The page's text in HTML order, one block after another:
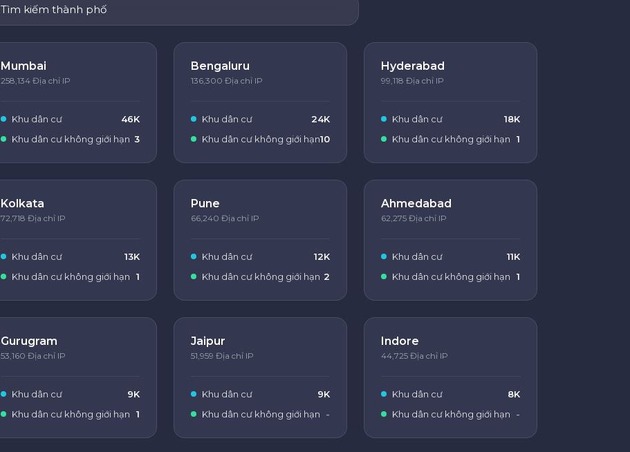
Mumbai
258,134 Địa chỉ IP
Khu dân cư
46K
Khu dân cư không giới hạn 3
Bengaluru
136,300 Địa chỉ IP
Khu dân cư
24K
Khu dân cư không giới hạn10
Hyderabad
99,118 Địa chỉ IP
Khu dân cư
18K
Khu dân cư không giới hạn
1
Kolkata
72,718 Địa chỉ IP
Khu dân cư
13K
Khu dân cư không giới hạn
1
Pune
66,240 Địa chỉ IP
Khu dân cư
12K
Khu dân cư không giới hạn 2
Ahmedabad
62,275 Địa chỉ IP
Khu dân cư
11K
Khu dân cư không giới hạn
1
Gurugram
53,160 Địa chỉ IP
Khu dân cư
9K
Khu dân cư không giới hạn
1
Jaipur
51,959 Địa chỉ IP
Khu dân cư
9K
Khu dân cư không giới hạn
-
Indore
44,725 Địa chỉ IP
Khu dân cư
8K
Khu dân cư không giới hạn
-